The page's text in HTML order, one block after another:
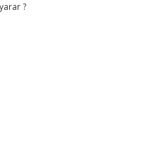
?